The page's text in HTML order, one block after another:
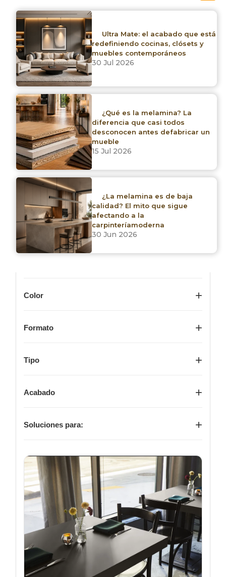
1 productos
Marca
Arauco
FENIX®
Formica
Kastamonu / Inovek
Ralph Wilson
Color
Formato
Tipo
Acabado
Soluciones para:
Ultra Mate: el acabado que está
redefiniendo cocinas, clósets y
muebles contemporáneos
30 Jul 2026
¿Qué es la melamina? La
diferencia que casi todos
desconocen antes defabricar un
mueble
15 Jul 2026
¿La melamina es de baja
calidad? El mito que sigue
afectando a la
carpinteríamoderna
30 Jun 2026